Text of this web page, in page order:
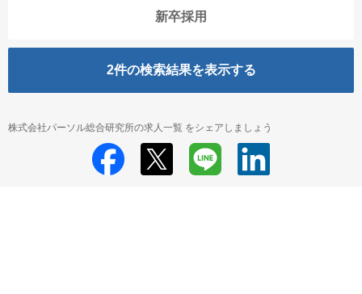
新卒採用
2件の検索結果を表示する
株式会社パーソル総合研究所の求人一覧 をシェアしましょう